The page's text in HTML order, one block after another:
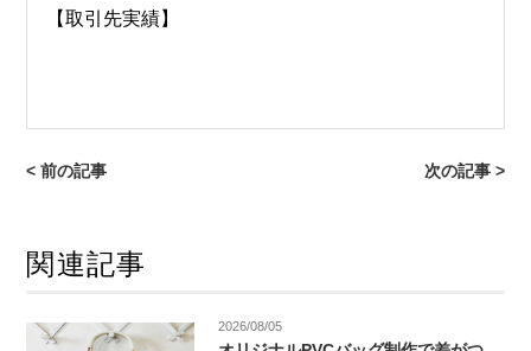
【取引先実績】
< 前の記事 次の記事 >
関連記事
2026/08/05